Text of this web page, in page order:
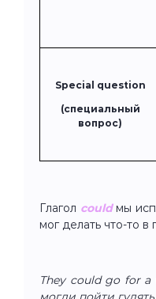
Special question
(специальный
вопрос)
Глагол couldмы
мог делать что-то
They could go for